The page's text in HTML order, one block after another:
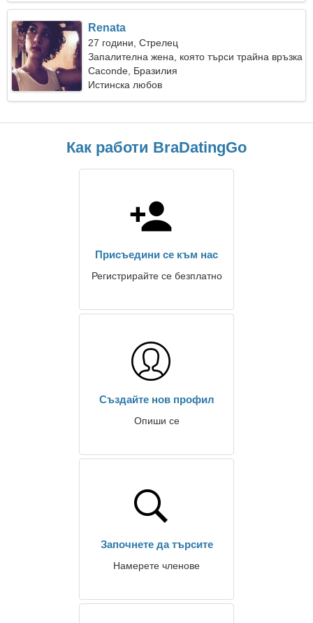
Renata
27 години, Стрелец
Запалителна жена, която търси трайна връзка
Caconde, Бразилия
Истинска любов
Как работи BraDatingGo
Присъедини се към нас
Регистрирайте се безплатно
Създайте нов профил
Опиши се
Започнете да търсите
Намерете членове